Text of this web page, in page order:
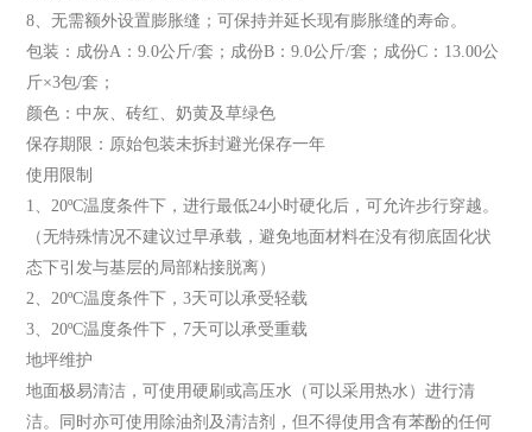
8、无需额外设置膨胀缝；可保持并延长现有膨胀缝的寿命。
包装：成份A：9.0公斤/套；成份B：9.0公斤/套；成份C：13.00公
斤×3包/套；
颜色：中灰、砖红、奶黄及草绿色
保存期限：原始包装未拆封避光保存一年
使用限制
1、20ºC温度条件下，进行最低24小时硬化后，可允许步行穿越。
（无特殊情况不建议过早承载，避免地面材料在没有彻底固化状
态下引发与基层的局部粘接脱离）
2、20ºC温度条件下，3天可以承受轻载
3、20ºC温度条件下，7天可以承受重载
地坪维护
地面极易清洁，可使用硬刷或高压水（可以采用热水）进行清
洁。同时亦可使用除油剂及清洁剂，但不得使用含有苯酚的任何